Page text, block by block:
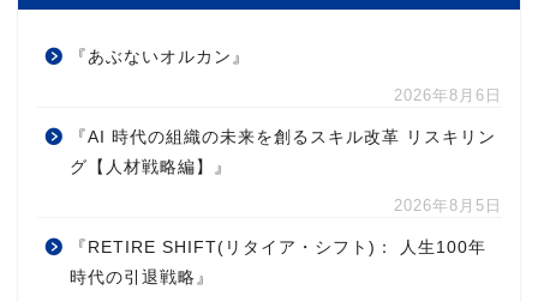
『あぶないオルカン』
2026年8月6日
『AI 時代の組織の未来を創るスキル改革 リスキリン
グ【人材戦略編】』
2026年8月5日
『RETIRE SHIFT(リタイア・シフト)： 人生100年
時代の引退戦略』